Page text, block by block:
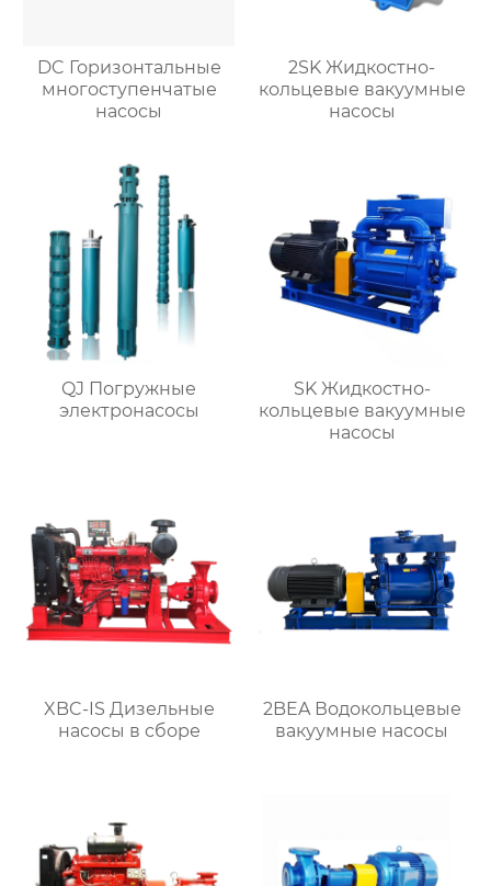
DC Горизонтальные
многоступенчатые
насосы
2SK Жидкостно-
кольцевые вакуумные
насосы
QJ Погружные
электронасосы
SK Жидкостно-
кольцевые вакуумные
насосы
XBC-IS Дизельные
насосы в сборе
2BEA Водокольцевые
вакуумные насосы